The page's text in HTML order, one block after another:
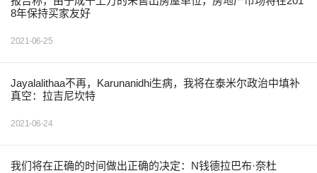
8年保持买家友好
2021-06-25
Jayalalithaa不再，Karunanidhi生病，我将在泰米尔政治中填补
真空：拉吉尼坎特
2021-06-24
我们将在正确的时间做出正确的决定：N钱德拉巴布·奈杜